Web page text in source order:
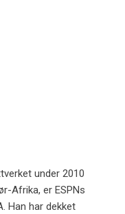
under 2010
Afrika, er ESPNs
Han har dekket